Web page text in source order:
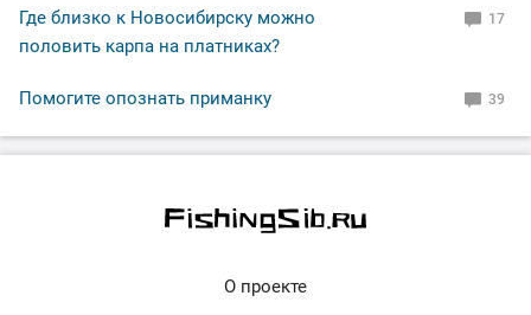
Где близко к Новосибирску можно
половить карпа на платниках?
17
Помогите опознать приманку 39
О проекте